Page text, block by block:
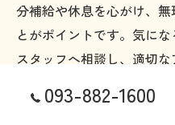
分補給や休息を心がけ、無
とがポイントです。気にな
スタッフへ相談し、適切
093-882-1600